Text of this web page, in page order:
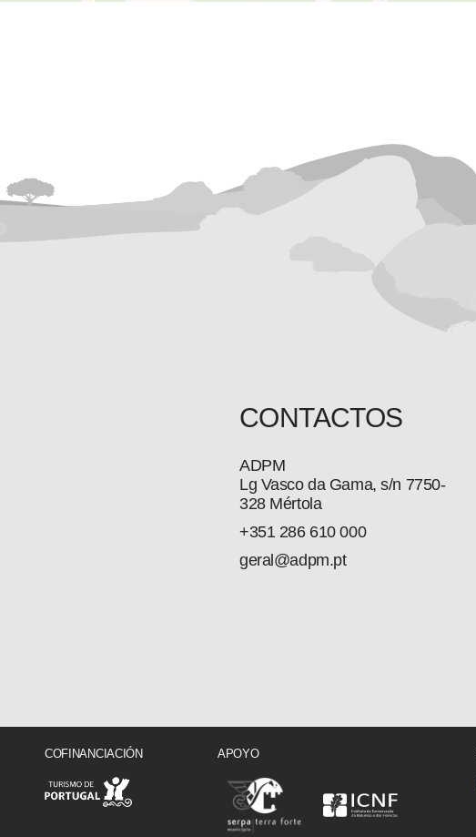
CONTACTOS
ADPM
Lg Vasco da Gama, s/n 7750-
328 Mértola
+351 286 610 000
geral@adpm.pt
COFINANCIACIÓN APOYO